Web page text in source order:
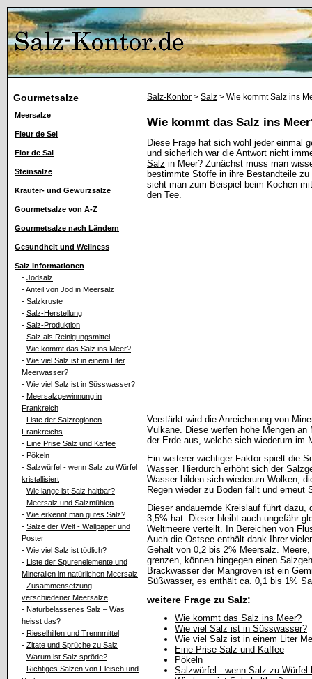
Gourmetsalze
Meersalze
Fleur de Sel
Flor de Sal
Steinsalze
Kräuter- und Gewürzsalze
Gourmetsalze von A-Z
Gourmetsalze nach Ländern
Gesundheit und Wellness
Salz Informationen
- Jodsalz
-Anteil von Jod in Meersalz
- Salzkruste
- Salz-Herstellung
- Salz-Produktion
- Salz als Reinigungsmittel
- Wie kommt das Salz ins Meer?
- Wie viel Salz ist in einem Liter
Meerwasser?
- Wie viel Salz ist in Süsswasser?
- Meersalzgewinnung in
Frankreich
- Liste der Salzregionen
Frankreichs
- Eine Prise Salz und Kaffee
- Pökeln
- Salzwürfel - wenn Salz zu Würfel
kristallisiert
- Wie lange ist Salz haltbar?
- Meersalz und Salzmühlen
- Wie erkennt man gutes Salz?
- Salze der Welt - Wallpaper und
Poster
- Wie viel Salz ist tödlich?
- Liste der Spurenelemente und
Mineralien im natürlichen Meersalz
- Zusammensetzung
verschiedener Meersalze
- Naturbelassenes Salz – Was
heisst das?
- Rieselhilfen und Trennmittel
- Zitate und Sprüche zu Salz
- Warum ist Salz spröde?
- Richtiges Salzen von Fleisch und
Salz-Kontor > Salz > Wie kommt Salz ins
Wie kommt das Salz ins
Diese Frage hat sich wohl jeder einmal
und sicherlich war die Antwort nicht
Salz in Meer? Zunächst muss man
bestimmte Stoffe in ihre Bestandteile
sieht man zum Beispiel beim Kochen
den Tee.
Verstärkt wird die Anreicherung von
Vulkane. Diese werfen hohe Mengen
der Erde aus, welche sich wiederum im
Ein weiterer wichtiger Faktor spielt die
Wasser. Hierdurch erhöht sich der
Wasser bilden sich wiederum Wolken,
Regen wieder zu Boden fällt und
Dieser andauernde Kreislauf führt
3,5% hat. Dieser bleibt auch ungefähr
Weltmeere verteilt. In Bereichen von
Auch die Ostsee enthält dank Ihrer
Gehalt von 0,2 bis 2% Meersalz.
grenzen, können hingegen einen
Brackwasser der Mangroven ist ein
Süßwasser, es enthält ca. 0,1 bis 1%
weitere Frage zu Salz:
Wie kommt das Salz ins Meer?
Wie viel Salz ist in Süsswasser?
Wie viel Salz ist in einem Liter
Eine Prise Salz und Kaffee
Pökeln
Salzwürfel - wenn Salz zu Würfel